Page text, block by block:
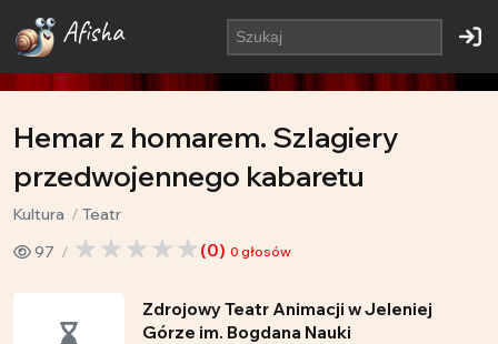
Afisha
Hemar z homarem. Szlagiery
przedwojennego kabaretu
Kultura
Teatr
97
(0) 0 głosów
Zdrojowy Teatr Animacji w Jeleniej
Górze im. Bogdana Nauki